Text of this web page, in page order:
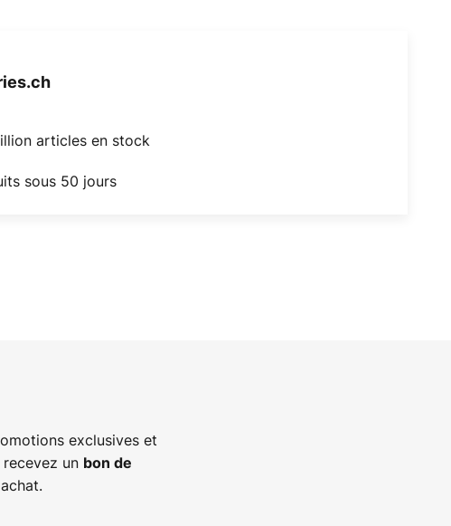
articles en stock
sous 50 jours
exclusives et
un bon de